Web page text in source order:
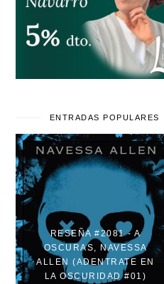
ENTRADAS POPULARES
RESEÑA #2081 - A
OSCURAS, NAVESSA
ALLEN (ADENTRATE EN
LA OSCURIDAD #01)